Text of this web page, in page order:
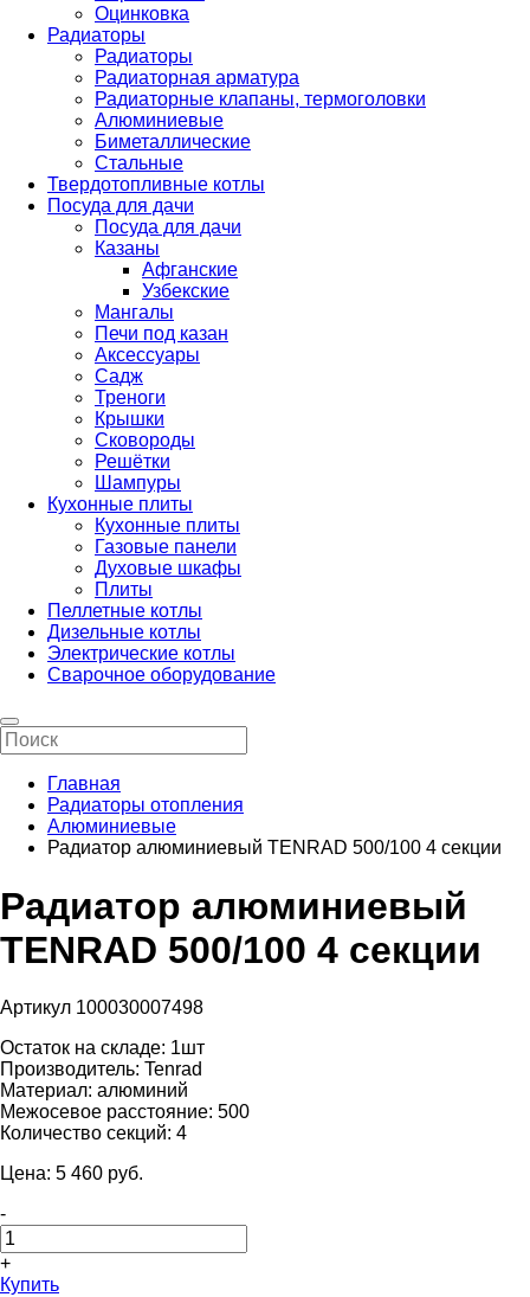
Оцинковка
Радиаторы
Радиаторы
Радиаторная арматура
Радиаторные клапаны, термоголовки
Алюминиевые
Биметаллические
Стальные
Твердотопливные котлы
Посуда для дачи
Посуда для дачи
Казаны
Афганские
Узбекские
Мангалы
Печи под казан
Аксессуары
Садж
Треноги
Крышки
Сковороды
Решётки
Шампуры
Кухонные плиты
Кухонные плиты
Газовые панели
Духовые шкафы
Плиты
Пеллетные котлы
Дизельные котлы
Электрические котлы
Сварочное оборудование
Главная
Радиаторы отопления
Алюминиевые
Радиатор алюминиевый TENRAD 500/100 4 секции
Радиатор алюминиевый
TENRAD 500/100 4 секции
Артикул 100030007498
Остаток на складе: 1шт
Производитель: Tenrad
Материал: алюминий
Межосевое расстояние: 500
Количество секций: 4
Цена: 5 460 pуб.
-
+
Купить